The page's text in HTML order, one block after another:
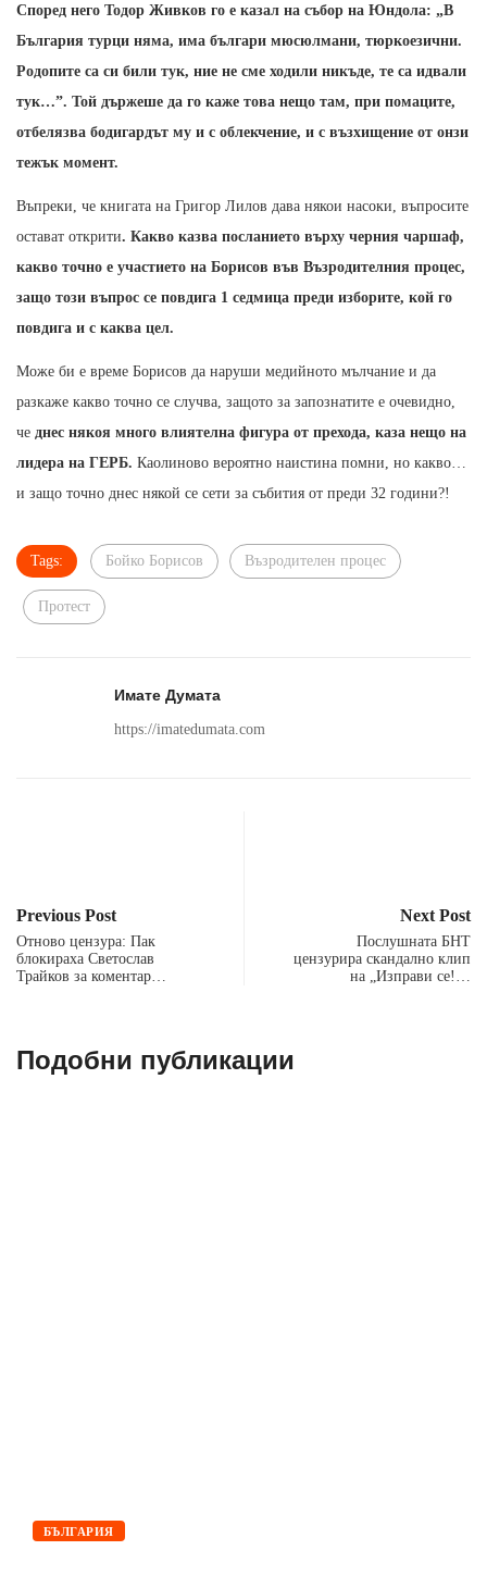
Според него Тодор Живков го е казал на събор на Юндола: „В
България турци няма, има българи мюсюлмани, тюркоезични.
Родопите са си били тук, ние не сме ходили никъде, те са идвали
тук…”. Той държеше да го каже това нещо там, при помаците,
отбелязва бодигардът му и с облекчение, и с възхищение от онзи
тежък момент.
Въпреки, че книгата на Григор Лилов дава някои насоки, въпросите
остават открити. Какво казва посланието върху черния чаршаф,
какво точно е участието на Борисов във Възродителния процес,
защо този въпрос се повдига 1 седмица преди изборите, кой го
повдига и с каква цел.
Може би е време Борисов да наруши медийното мълчание и да
разкаже какво точно се случва, защото за запознатите е очевидно,
че днес някоя много влиятелна фигура от прехода, каза нещо на
лидера на ГЕРБ. Каолиново вероятно наистина помни, но какво…
и защо точно днес някой се сети за събития от преди 32 години?!
Tags: Бойко Борисов Възродителен процес
Протест
Имате Думата
https://imatedumata.com
Previous Post
Отново цензура: Пак
блокираха Светослав
Трайков за коментар…
Next Post
Послушната БНТ
цензурира скандално клип
на „Изправи се!…
Подобни публикации
БЪЛГАРИЯ